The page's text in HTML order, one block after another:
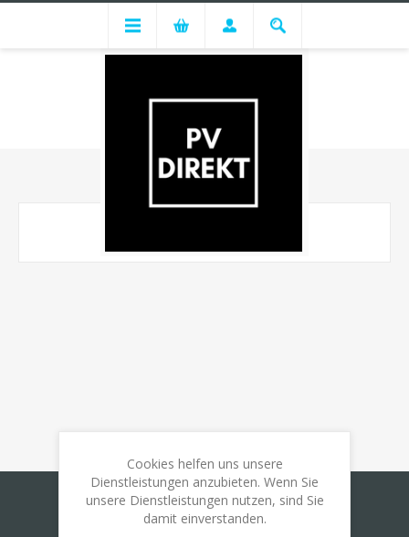
Speicher VIESSMANN
Newsletter
Cookies helfen uns unsere
Dienstleistungen anzubieten. Wenn Sie
unsere Dienstleistungen nutzen, sind Sie
damit einverstanden.